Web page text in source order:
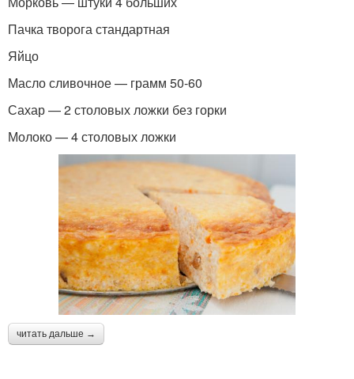
Пачка творога стандартная
Яйцо
Масло сливочное — грамм 50-60
Сахар — 2 столовых ложки без горки
Молоко — 4 столовых ложки
читать дальше →